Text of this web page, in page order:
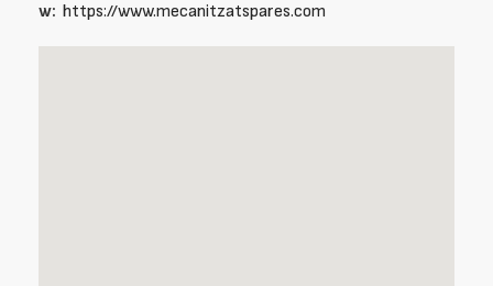
w: https://www.mecanitzatspares.com